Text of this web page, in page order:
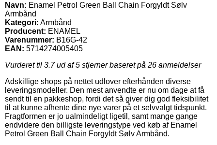
Navn: Enamel Petrol Green Ball Chain Forgyldt Sølv
Armbånd
Kategori: Armbånd
Producent: ENAMEL
Varenummer: B16G-42
EAN: 5714274005405
Vurderet til 3.7ud af 5 stjerner baseret på 26 anmeldelser
Adskillige shops på nettet udlover efterhånden diverse
leveringsmodeller. Den mest anvendte er nu om dage at få
sendt til en pakkeshop, fordi det så giver dig god fleksibilitet
til at kunne afhente dine nye varer på et selvvalgt tidspunkt.
Fragtformen er jo ualmindeligt ligetil, samt mange gange
endvidere den billigste leveringstype ved køb af Enamel
Petrol Green Ball Chain Forgyldt Sølv Armbånd.